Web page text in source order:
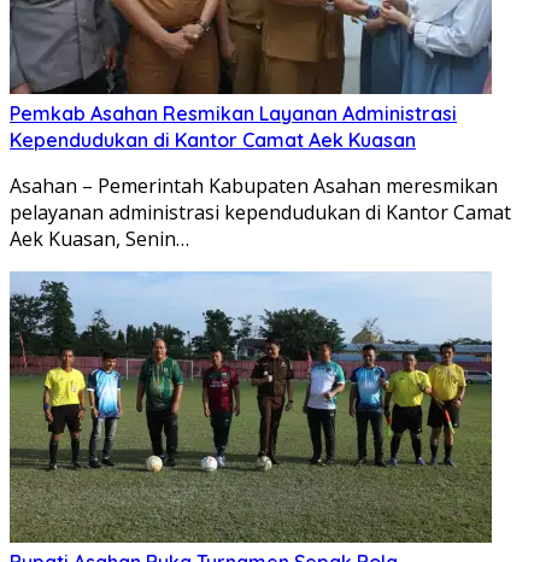
Pemkab Asahan Resmikan Layanan Administrasi
Kependudukan di Kantor Camat Aek Kuasan
Asahan – Pemerintah Kabupaten Asahan meresmikan
pelayanan administrasi kependudukan di Kantor Camat
Aek Kuasan, Senin…